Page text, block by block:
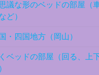
議な形のベッドの部屋（
ど）
・四国地方（岡山）
ベッドの部屋（回る、上